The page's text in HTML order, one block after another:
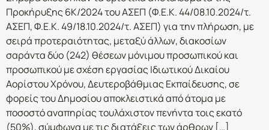
Προκήρυξης 6Κ/2024 του ΑΣΕΠ (Φ.Ε.Κ. 44/08.10.2024/τ.
ΑΣΕΠ, Φ.Ε.Κ. 49/18.10.2024/τ. ΑΣΕΠ) για την πλήρωση, με
σειρά προτεραιότητας, μεταξύ άλλων, διακοσίων
σαράντα δύο (242) θέσεων μόνιμου προσωπικού και
προσωπικού με σχέση εργασίας Ιδιωτικού Δικαίου
Αορίστου Χρόνου, Δευτεροβάθμιας Εκπαίδευσης, σε
φορείς του Δημοσίου αποκλειστικά από άτομα με
ποσοστό αναπηρίας τουλάχιστον πενήντα τοις εκατό
(50%), σύμφωνα με τις διατάξεις των άρθρων […]